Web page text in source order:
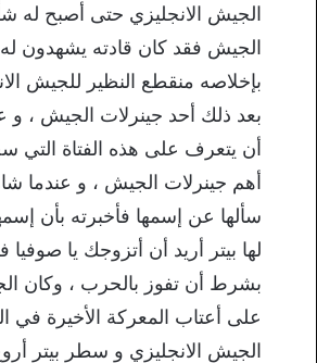
الجيش الانجليزي حتى أصبح له
الجيش فقد كان قادته يشهدون
بإخلاصه منقطع النظير للجيش
بعد ذلك أحد جينرلات الجيش ،
أن يتعرف على هذه الفتاة التي
أهم جينرلات الجيش ، و عندما
سألها عن إسمها فأخبرته بأن
لها بيتر أريد أن أتزوجك يا
بشرط أن تفوز بالحرب ، وكان
على أعتاب المعركة الأخيرة
الجيش الانجليزي و سطر بيتر